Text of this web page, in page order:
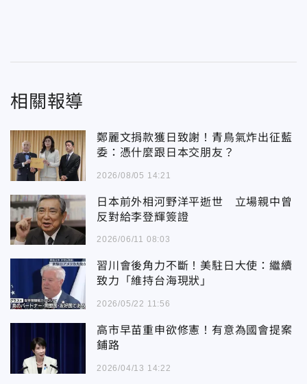
相關報導
鄭麗文捐款獲日致謝！青鳥氣炸出征藍
委：憑什麼跟日本交朋友？
2026/08/05 14:21
日本前外相河野洋平逝世 立場親中曾
反對給李登輝簽證
2026/06/11 08:03
習川會後角力不斷！美駐日大使：繼續
致力「維持台海現狀」
2026/05/22 11:56
高市早苗重申欲修憲！有意為國會提案
鋪路
2026/04/13 14:22